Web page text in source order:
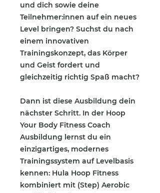
und dich sowie deine
Teilnehmer:innen auf ein neues
Level bringen? Suchst du nach
einem innovativen
Trainingskonzept, das Körper
und Geist fordert und
gleichzeitig richtig Spaß macht?
Dann ist diese Ausbildung dein
nächster Schritt. In der Hoop
Your Body Fitness Coach
Ausbildung lernst du ein
einzigartiges, modernes
Trainingssystem auf Levelbasis
kennen: Hula Hoop Fitness
kombiniert mit (Step) Aerobic